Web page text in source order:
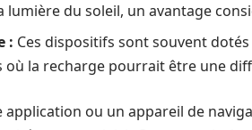
lumière du soleil, un avantage
: Ces dispositifs sont souvent
où la recharge pourrait être une
application ou un appareil de